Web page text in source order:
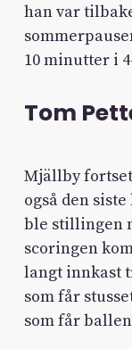
han var
10 minutter i
Tom
Mjällby
også den
ble stillingen
scoringen
langt innkast
som får
som får